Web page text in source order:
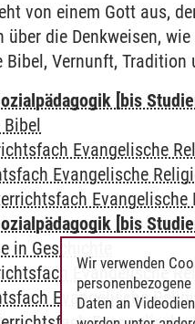
von einem Gott aus,
über die Denkweisen,
Vernunft, Tradition
[bis
Evangelische
Evangelische
Evangelische
[bis
in Geschichte
Evangelische
Evangelische
Wir verwenden
Daten an